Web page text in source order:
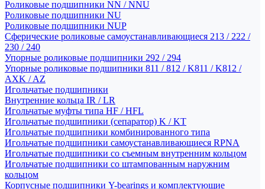
Роликовые подшипники NN / NNU
Роликовые подшипники NU
Роликовые подшипники NUP
Сферические роликовые самоустанавливающиеся 213 / 222 /
230 / 240
Упорные роликовые подшипники 292 / 294
Упорные роликовые подшипники 811 / 812 / K811 / K812 /
AXK / AZ
Игольчатые подшипники
Внутренние кольца IR / LR
Игольчатые муфты типа HF / HFL
Игольчатые подшипники (сепаратор) K / KT
Игольчатые подшипники комбинированного типа
Игольчатые подшипники самоустанавливающиеся RPNA
Игольчатые подшипники со съемным внутренним кольцом
Игольчатые подшипники со штампованным наружним
кольцом
Корпусные подшипники Y-bearings и комплектующие